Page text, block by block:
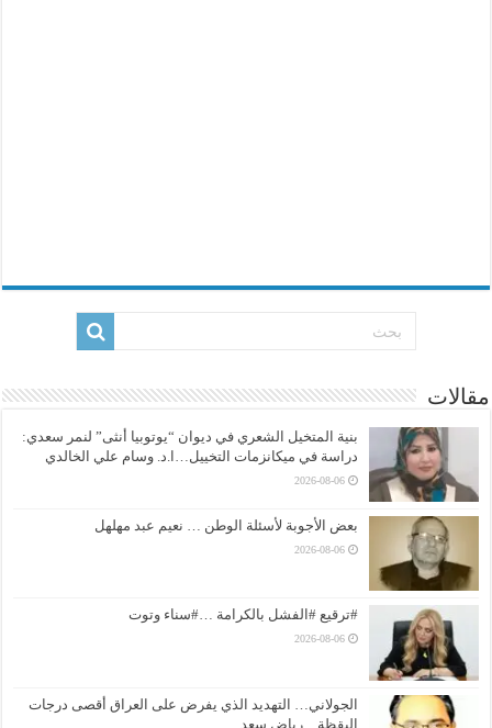
مقالات
بنية المتخيل الشعري في ديوان “يوتوبيا أنثى” لنمر سعدي:
دراسة في ميكانزمات التخييل…ا.د. وسام علي الخالدي
2026-08-06
بعض الأجوبة لأسئلة الوطن … نعيم عبد مهلهل
2026-08-06
#ترقيع #الفشل بالكرامة …#سناء وتوت
2026-08-06
الجولاني… التهديد الذي يفرض على العراق أقصى درجات
اليقظة…رياض سعد